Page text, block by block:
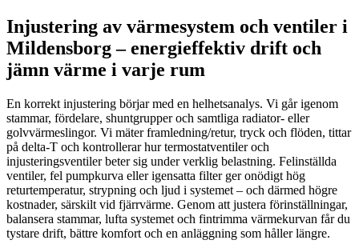
Injustering av värmesystem och ventiler i
Mildensborg – energieffektiv drift och
jämn värme i varje rum
En korrekt injustering börjar med en helhetsanalys. Vi går igenom
stammar, fördelare, shuntgrupper och samtliga radiator- eller
golvvärmeslingor. Vi mäter framledning/retur, tryck och flöden, tittar
på delta-T och kontrollerar hur termostatventiler och
injusteringsventiler beter sig under verklig belastning. Felinställda
ventiler, fel pumpkurva eller igensatta filter ger onödigt hög
returtemperatur, strypning och ljud i systemet – och därmed högre
kostnader, särskilt vid fjärrvärme. Genom att justera förinställningar,
balansera stammar, lufta systemet och fintrimma värmekurvan får du
tystare drift, bättre komfort och en anläggning som håller längre.